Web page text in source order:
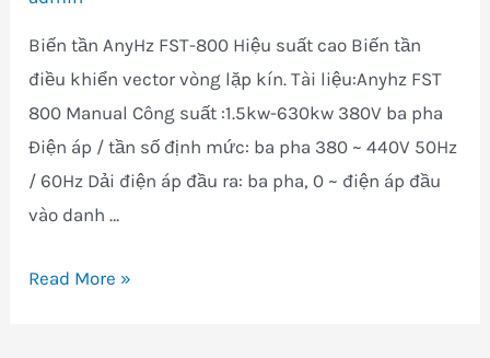
Biến tần AnyHz FST-800 Hiệu suất cao Biến tần
điều khiển vector vòng lặp kín. Tài liệu:Anyhz FST
800 Manual Công suất :1.5kw-630kw 380V ba pha
Điện áp / tần số định mức: ba pha 380 ~ 440V 50Hz
/ 60Hz Dải điện áp đầu ra: ba pha, 0 ~ điện áp đầu
vào danh …
Sửa
Read More »